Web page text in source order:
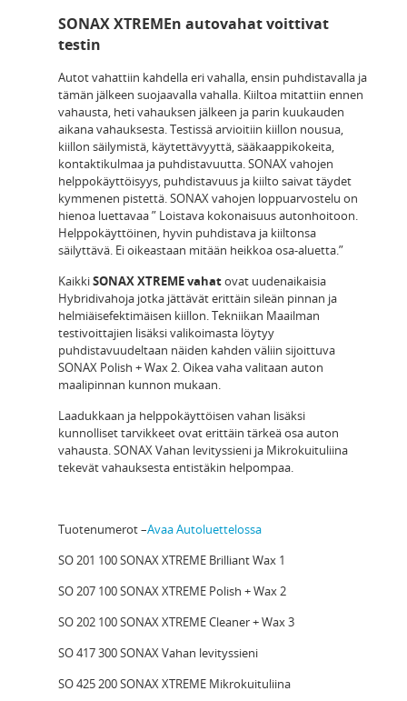
SONAX XTREMEn autovahat voittivat
testin
Autot vahattiin kahdella eri vahalla, ensin puhdistavalla ja
tämän jälkeen suojaavalla vahalla. Kiiltoa mitattiin ennen
vahausta, heti vahauksen jälkeen ja parin kuukauden
aikana vahauksesta. Testissä arvioitiin kiillon nousua,
kiillon säilymistä, käytettävyyttä, sääkaappikokeita,
kontaktikulmaa ja puhdistavuutta. SONAX vahojen
helppokäyttöisyys, puhdistavuus ja kiilto saivat täydet
kymmenen pistettä. SONAX vahojen loppuarvostelu on
hienoa luettavaa ” Loistava kokonaisuus autonhoitoon.
Helppokäyttöinen, hyvin puhdistava ja kiiltonsa
säilyttävä. Ei oikeastaan mitään heikkoa osa-aluetta.”
KaikkiSONAX XTREME vahatovat uudenaikaisia
Hybridivahoja jotka jättävät erittäin sileän pinnan ja
helmiäisefektimäisen kiillon. Tekniikan Maailman
testivoittajien lisäksi valikoimasta löytyy
puhdistavuudeltaan näiden kahden väliin sijoittuva
SONAX Polish + Wax 2. Oikea vaha valitaan auton
maalipinnan kunnon mukaan.
Laadukkaan ja helppokäyttöisen vahan lisäksi
kunnolliset tarvikkeet ovat erittäin tärkeä osa auton
vahausta. SONAX Vahan levityssieni ja Mikrokuituliina
tekevät vahauksesta entistäkin helpompaa.
Tuotenumerot –Avaa Autoluettelossa
SO 201 100 SONAX XTREME Brilliant Wax 1
SO 207 100 SONAX XTREME Polish + Wax 2
SO 202 100 SONAX XTREME Cleaner + Wax 3
SO 417 300 SONAX Vahan levityssieni
SO 425 200 SONAX XTREME Mikrokuituliina